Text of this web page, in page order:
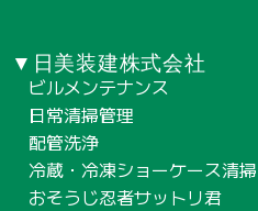
▼日美装建株式会社
ビルメンテナンス
日常清掃管理
配管洗浄
冷蔵・冷凍ショーケース清掃
おそうじ忍者サットリ君